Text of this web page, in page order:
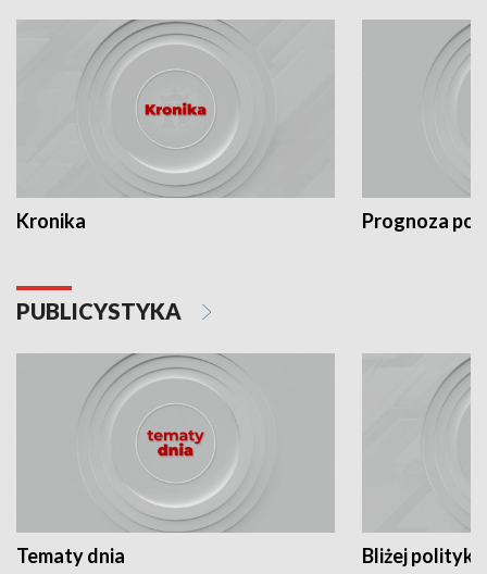
Kronika Prognoza
PUBLICYSTYKA
Tematy dnia Bliżej polityki